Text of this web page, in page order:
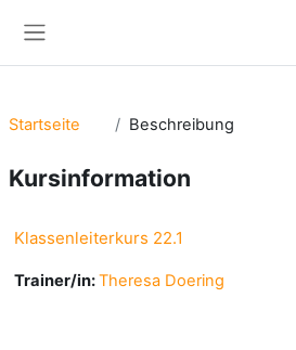
Startseite Beschreibung
Kursinformation
Klassenleiterkurs 22.1
Trainer/in:Theresa Doering